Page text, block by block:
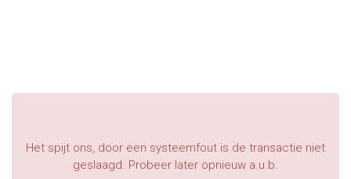
Het spijt ons, door een systeemfout is de transactie niet
geslaagd. Probeer later opnieuw a.u.b.